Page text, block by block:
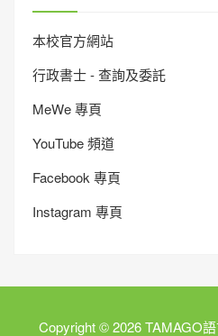
本校官方網站
行政書士 - 查詢及委託
MeWe 專頁
YouTube 頻道
Facebook 專頁
Instagram 專頁
Copyright © 2026 TAMAGO